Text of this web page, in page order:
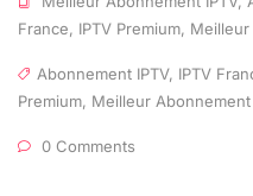
France, IPTV Premium, Meilleur
Abonnement IPTV, IPTV
Premium, Meilleur Abonnement
0 Comments